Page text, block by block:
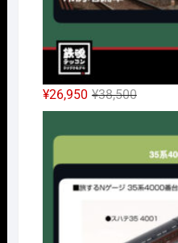
¥38,500元
の
価
¥38,500
し
¥26,950
現
在
の
は
で